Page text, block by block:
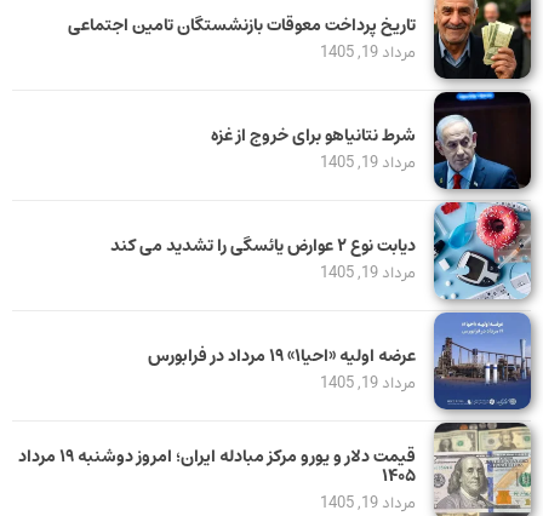
تاریخ پرداخت معوقات بازنشستگان تامین اجتماعی
مرداد 19, 1405
شرط نتانیاهو برای خروج از غزه
مرداد 19, 1405
دیابت نوع ۲ عوارض یائسگی را تشدید می کند
مرداد 19, 1405
عرضه اولیه «احیا۱» ۱۹ مرداد در فرابورس
مرداد 19, 1405
قیمت دلار و یورو مرکز مبادله ایران؛ امروز دوشنبه ۱۹ مرداد
۱۴۰۵
مرداد 19, 1405